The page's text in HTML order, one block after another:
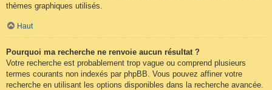
thèmes graphiques utilisés.
Haut
Pourquoi ma recherche ne renvoie aucun résultat ?
Votre recherche est probablement trop vague ou comprend plusieurs
termes courants non indexés par phpBB. Vous pouvez affiner votre
recherche en utilisant les options disponibles dans la recherche avancée.